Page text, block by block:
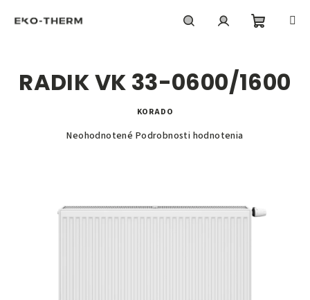
košík
RADIK VK 33-0600/1600
KORADO
Priemerné
z
5
Neohodnotené Podrobnosti hodnotenia